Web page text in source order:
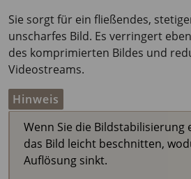
Sie sorgt für ein fließendes,
unscharfes Bild. Es verringert
des komprimierten Bildes und
Videostreams.
Hinweis
Wenn Sie die Bildstabilisierung
das Bild leicht beschnitten,
Auflösung sinkt.